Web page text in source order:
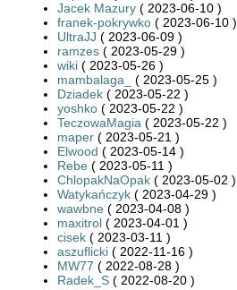
Jacek Mazury ( 2023-06-10 )
franek-pokrywko ( 2023-06-10 )
UltraJJ ( 2023-06-09 )
ramzes ( 2023-05-29 )
wiki ( 2023-05-26 )
mambalaga_
( 2023-05-25 )
Dziadek ( 2023-05-22 )
yoshko ( 2023-05-22 )
TeczowaMagia ( 2023-05-22 )
maper ( 2023-05-21 )
Elwood ( 2023-05-14 )
Rebe ( 2023-05-11 )
ChlopakNaOpak ( 2023-05-02 )
Watykańczyk ( 2023-04-29 )
wawbne ( 2023-04-08 )
maxitrol ( 2023-04-01 )
cisek ( 2023-03-11 )
aszuflicki ( 2022-11-16 )
MW77 ( 2022-08-28 )
Radek_S ( 2022-08-20 )